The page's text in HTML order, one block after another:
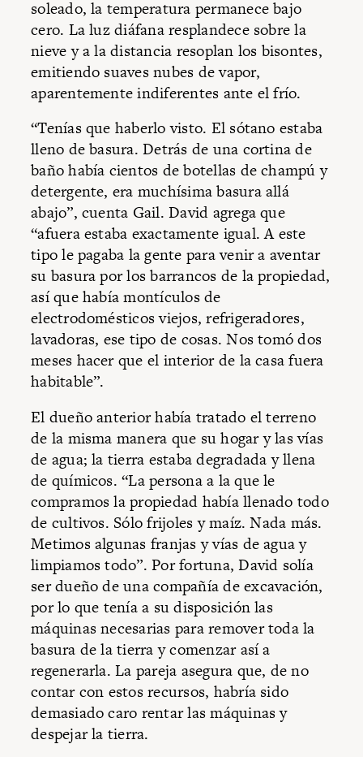
soleado, la temperatura permanece bajo
cero. La luz diáfana resplandece sobre la
nieve y a la distancia resoplan los bisontes,
emitiendo suaves nubes de vapor,
aparentemente indiferentes ante el frío.
“Tenías que haberlo visto. El sótano estaba
lleno de basura. Detrás de una cortina de
baño había cientos de botellas de champú y
detergente, era muchísima basura allá
abajo”, cuenta Gail. David agrega que
“afuera estaba exactamente igual. A este
tipo le pagaba la gente para venir a aventar
su basura por los barrancos de la propiedad,
así que había montículos de
electrodomésticos viejos, refrigeradores,
lavadoras, ese tipo de cosas. Nos tomó dos
meses hacer que el interior de la casa fuera
habitable”.
El dueño anterior había tratado el terreno
de la misma manera que su hogar y las vías
de agua; la tierra estaba degradada y llena
de químicos. “La persona a la que le
compramos la propiedad había llenado todo
de cultivos. Sólo frijoles y maíz. Nada más.
Metimos algunas franjas y vías de agua y
limpiamos todo”. Por fortuna, David solía
ser dueño de una compañía de excavación,
por lo que tenía a su disposición las
máquinas necesarias para remover toda la
basura de la tierra y comenzar así a
regenerarla. La pareja asegura que, de no
contar con estos recursos, habría sido
demasiado caro rentar las máquinas y
despejar la tierra.